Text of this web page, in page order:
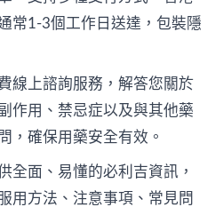
常1-3個工作日送達，包裝隱
線上諮詢服務，解答您關於
作用、禁忌症以及與其他藥
，確保用藥安全有效。
全面、易懂的必利吉資訊，
用方法、注意事項、常見問